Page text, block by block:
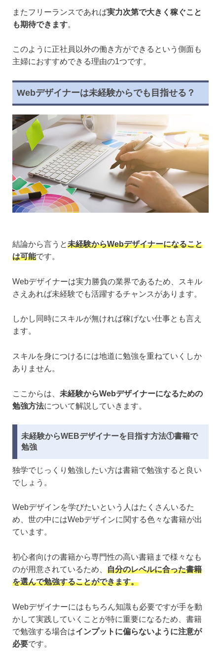
またフリーランスであれば実力次第で大きく稼ぐこと
も期待できます。
このように正社員以外の働き方ができるという側面も
主婦におすすめできる理由の1つです。
Webデザイナーは未経験からでも目指せる？
結論から言うと未経験からWebデザイナーになること
は可能です。
Webデザイナーは実力勝負の業界であるため、スキル
さえあれば未経験でも活躍するチャンスがあります。
しかし同時にスキルが無ければ稼げない仕事とも言え
ます。
スキルを身につけるには地道に勉強を重ねていくしか
ありません。
ここからは、 未経験からWebデザイナーになるための
勉強方法について解説していきます。
未経験からWEBデザイナーを目指す方法①書籍で
勉強
独学でじっくり勉強したい方は書籍で勉強すると良い
でしょう。
Webデザインを学びたいという人はたくさんいるた
め、世の中にはWebデザインに関する色々な書籍が出
ています。
初心者向けの書籍から専門性の高い書籍まで様々なも
のが用意されているため、 自分のレベルに合った書籍
を選んで勉強することができます。
Webデザイナーにはもちろん知識も必要ですが手を動
かして実践していくことが特に重要になるため、書籍
で勉強する場合はインプットに偏らないように注意が
必要です。